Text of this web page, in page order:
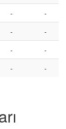
-
-
-
-
-
-
- -